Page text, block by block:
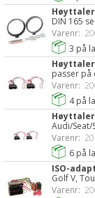
DIN 165
Varenr:
3 på
passer på
Varenr:
4på
Audi/Seat/
Varenr:
6 på
ISO-
Golf V,
Varenr: